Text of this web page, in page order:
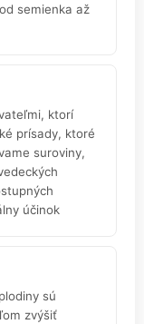
semienka až
ktorí
prísady, ktoré
suroviny,
účinok
sú
zvýšiť